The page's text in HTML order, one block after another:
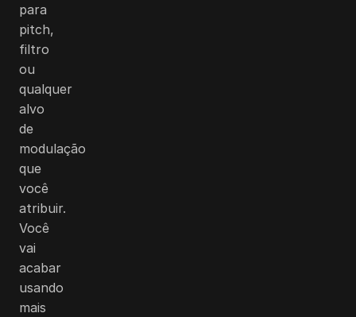
para
pitch,
filtro
ou
qualquer
alvo
de
modulação
que
você
atribuir.
Você
vai
acabar
usando
mais